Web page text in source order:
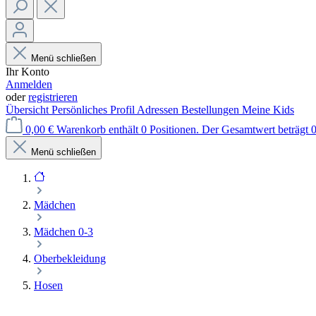
Menü schließen
Ihr Konto
Anmelden
oderregistrieren
Übersicht Persönliches Profil Adressen Bestellungen Meine Kids
0,00 € Warenkorb enthält 0 Positionen. Der Gesamtwert beträgt
Menü schließen
Mädchen
Mädchen 0-3
Oberbekleidung
Hosen